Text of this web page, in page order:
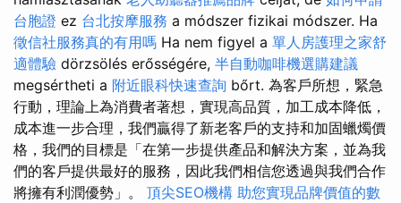
台胞證 ez 台北按摩服務 a módszer fizikai módszer. Ha
徵信社服務真的有用嗎 Ha nem figyel a 單人房護理之家舒
適體驗 dörzsölés erősségére, 半自動咖啡機選購建議
megsértheti a 附近眼科快速查詢 bőrt. 為客戶所想，緊急
行動，理論上為消費者著想，實現高品質，加工成本降低，
成本進一步合理，我們贏得了新老客戶的支持和加固蠟燭價
格，我們的目標是「在第一步提供產品和解決方案，並為我
們的客戶提供最好的服務，因此我們相信您透過與我們合作
將擁有利潤優勢」。 頂尖SEO機構 助您實現品牌價值的數